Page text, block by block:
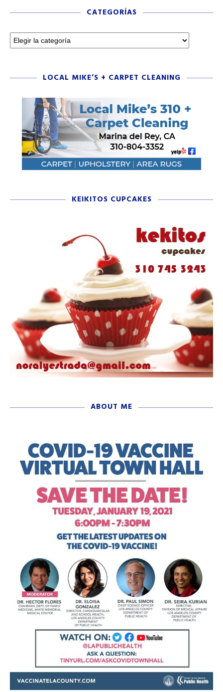
CATEGORÍAS
LOCAL MIKE’S + CARPET CLEANING
KEIKITOS CUPCAKES
ABOUT ME